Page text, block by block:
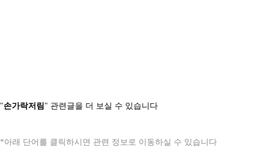
"손가락저림 " 관련글을 더 보실 수 있습니다
*아래 단어를 클릭하시면 관련 정보로 이동하실 수 있습니다